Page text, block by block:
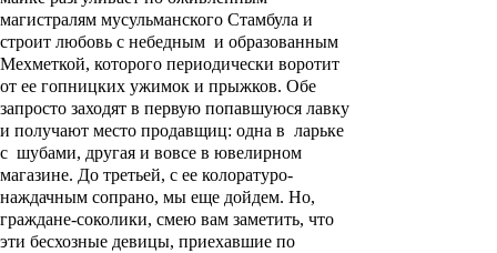
магистралям мусульманского Стамбула и
строит любовь с небедным и образованным
Мехметкой, которого периодически воротит
от ее гопницких ужимок и прыжков. Обе
запросто заходят в первую попавшуюся лавку
и получают место продавщиц: одна в ларьке
с шубами, другая и вовсе в ювелирном
магазине. До третьей, с ее колоратуро-
наждачным сопрано, мы еще дойдем. Но,
граждане-соколики, смею вам заметить, что
эти бесхозные девицы, приехавшие по